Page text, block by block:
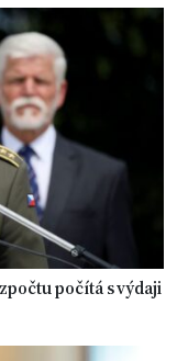
počítá s výdaji